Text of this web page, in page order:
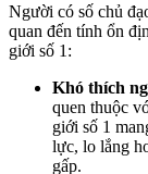
Người có số chủ
quan đến tính ổn
giới số 1:
Khó thích
quen thuộc
giới số 1
lực, lo lắng
gấp.